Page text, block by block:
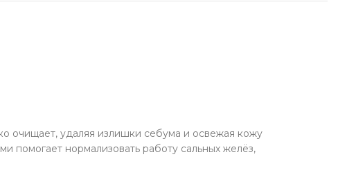
очищает, удаляя излишки себума и освежая кожу
помогает нормализовать работу сальных желёз,